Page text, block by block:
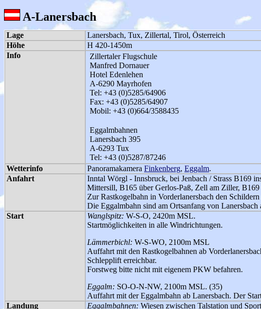
A-Lanersbach
Lage
Lanersbach, Tux, Zillertal, Tirol, Österreich
Höhe
H 420-1450m
Info
Zillertaler Flugschule
Manfred Dornauer
Hotel Edenlehen
A-6290 Mayrhofen
Tel: +43 (0)5285/64906
Fax: +43 (0)5285/64907
Mobil: +43 (0)664/3588435
Eggalmbahnen
Lanersbach 395
A-6293 Tux
Tel: +43 (0)5287/87246
Wetterinfo Panoramakamera Finkenberg, Eggalm.
Anfahrt
Inntal Wörgl - Innsbruck, bei Jenbach / Strass B169
Mittersill, B165 über Gerlos-Paß, Zell am Ziller,
Zur Rastkogelbahn in Vorderlanersbach den
Die Eggalmbahn sind am Ortsanfang von Lanersbach
Start
Wanglspitz: W-S-O, 2420m MSL.
Startmöglichkeiten in alle Windrichtungen.
Lämmerbichl: W-S-WO, 2100m MSL
Auffahrt mit den Rastkogelbahnen ab
Schlepplift erreichbar.
Forstweg bitte nicht mit eigenem PKW befahren.
Eggalm: SO-O-N-NW, 2100m MSL. (35)
Auffahrt mit der Eggalmbahn ab Lanersbach. Der
Landung
Eggalmbahnen: Wiesen zwischen Talstation und